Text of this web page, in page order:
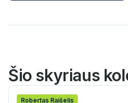
Šio skyriaus
Rober­tas Raišelis